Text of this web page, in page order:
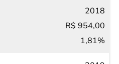
2018
R$ 954,00
1,81%